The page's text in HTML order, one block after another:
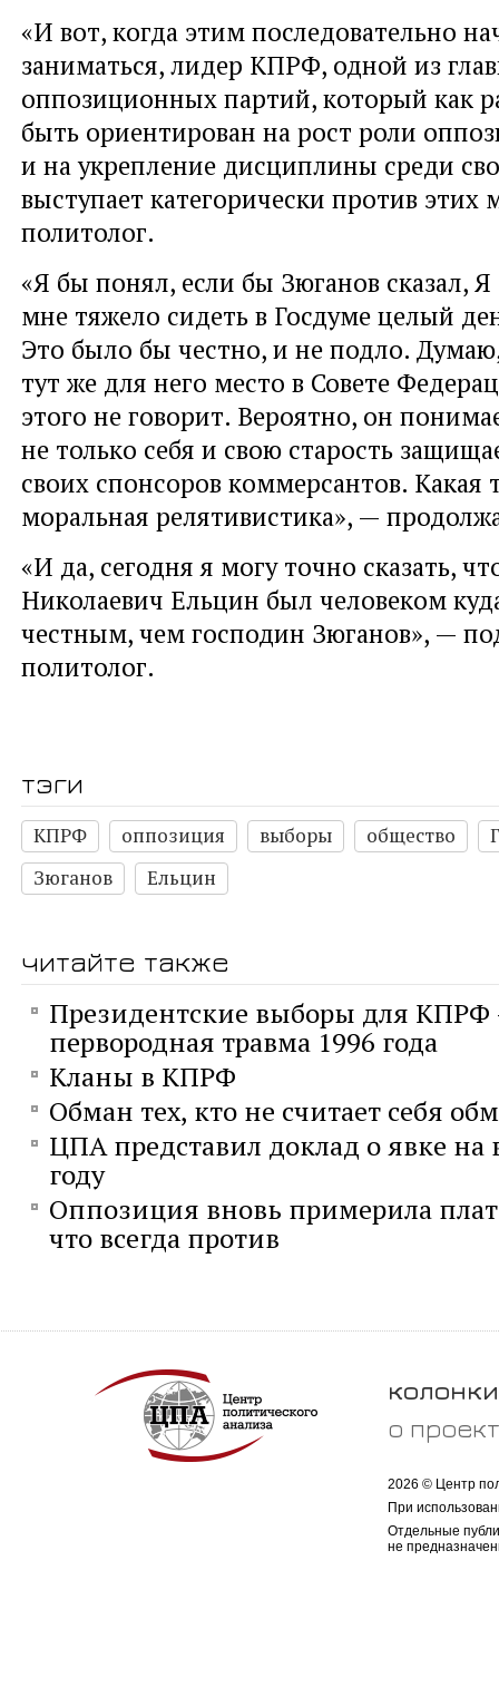
«И вот, когда этим последовательно
заниматься, лидер КПРФ, одной из
оппозиционных партий, который как
быть ориентирован на рост роли
и на укрепление дисциплины среди
выступает категорически против этих
политолог.
«Я бы понял, если бы Зюганов сказал, Я
мне тяжело сидеть в Госдуме целый
Это было бы честно, и не подло.
тут же для него место в Совете
этого не говорит. Вероятно, он
не только себя и свою старость
своих спонсоров коммерсантов. Какая
моральная релятивистика», —
«И да, сегодня я могу точно сказать,
Николаевич Ельцин был человеком
честным, чем господин Зюганов», —
политолог.
тэги
КПРФ оппозиция выборы общество
Зюганов
Ельцин
читайте также
Президентские выборы для КПРФ
первородная травма 1996 года
Кланы в КПРФ
Обман тех, кто не считает себя
ЦПА представил доклад о явке на
году
Оппозиция вновь примерила
что всегда против
колонки
о
2026 © Центр
При
Отдельные
не